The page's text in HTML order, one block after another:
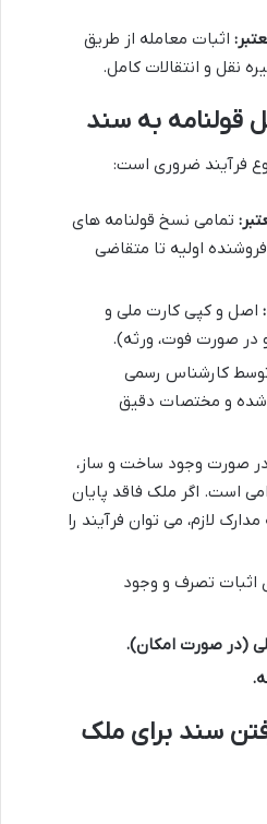
اثبات معامله از طریق
نقل و انتقالات کامل.
قولنامه به سند
فرآیند ضروری است:
تمامی نسخ قولنامه های
اولیه تا متقاضی
اصل و کپی کارت ملی و
در صورت فوت، ورثه).
کارشناس رسمی
شده و مختصات دقیق
در صورت وجود ساخت و ساز،
است. اگر ملک فاقد پایان
مدارک لازم، می توان فرآیند را
اثبات تصرف و وجود
(در صورت امکان).
سند برای ملک